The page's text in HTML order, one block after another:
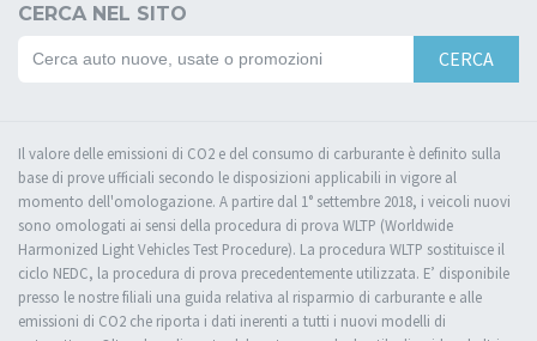
CERCA NEL SITO
CERCA
Il valore delle emissioni di CO2 e del consumo di carburante è definito sulla
base di prove ufficiali secondo le disposizioni applicabili in vigore al
momento dell'omologazione. A partire dal 1° settembre 2018, i veicoli nuovi
sono omologati ai sensi della procedura di prova WLTP (Worldwide
Harmonized Light Vehicles Test Procedure). La procedura WLTP sostituisce il
ciclo NEDC, la procedura di prova precedentemente utilizzata. E’ disponibile
presso le nostre filiali una guida relativa al risparmio di carburante e alle
emissioni di CO2 che riporta i dati inerenti a tutti i nuovi modelli di